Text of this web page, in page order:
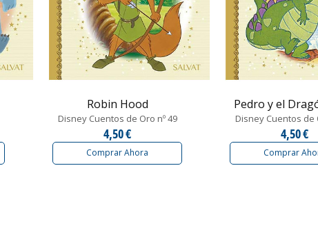
Robin Hood
Disney Cuentos de Oro nº 49
4,50 €
Comprar Ahora
Pedro y el
Disney Cuentos de
4,50 €
Comprar